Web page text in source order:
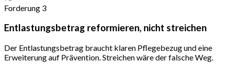
Forderung 3
Entlastungsbetrag reformieren, nicht streichen
Der Entlastungsbetrag braucht klaren Pflegebezug und eine
Erweiterung auf Prävention. Streichen wäre der falsche Weg.